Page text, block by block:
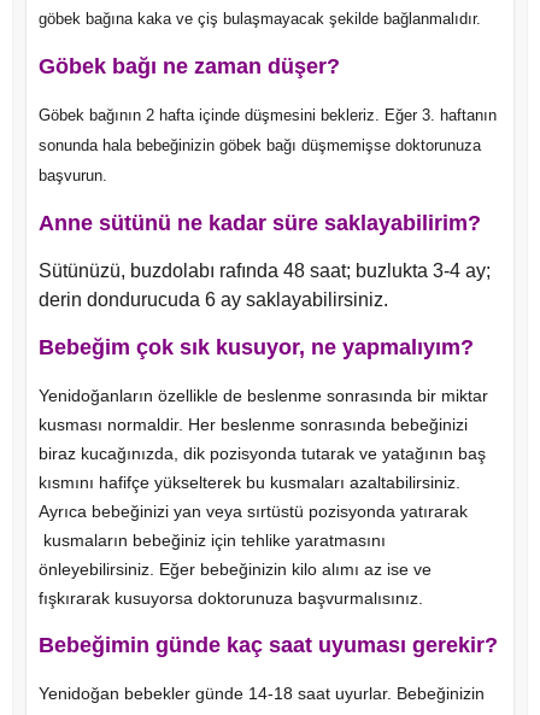
göbek bağına kaka ve çiş bulaşmayacak şekilde bağlanmalıdır.
Göbek bağı ne zaman düşer?
Göbek bağının 2 hafta içinde düşmesini bekleriz. Eğer 3. haftanın
sonunda hala bebeğinizin göbek bağı düşmemişse doktorunuza
başvurun.
Anne sütünü ne kadar süre saklayabilirim?
Sütünüzü, buzdolabı rafında 48 saat; buzlukta 3-4 ay;
derin dondurucuda 6 ay saklayabilirsiniz.
Bebeğim çok sık kusuyor, ne yapmalıyım?
Yenidoğanların özellikle de beslenme sonrasında bir miktar
kusması normaldir. Her beslenme sonrasında bebeğinizi
biraz kucağınızda, dik pozisyonda tutarak ve yatağının baş
kısmını hafifçe yükselterek bu kusmaları azaltabilirsiniz.
Ayrıca bebeğinizi yan veya sırtüstü pozisyonda yatırarak
kusmaların bebeğiniz için tehlike yaratmasını
önleyebilirsiniz. Eğer bebeğinizin kilo alımı az ise ve
fışkırarak kusuyorsa doktorunuza başvurmalısınız.
Bebeğimin günde kaç saat uyuması gerekir?
Yenidoğan bebekler günde 14-18 saat uyurlar. Bebeğinizin